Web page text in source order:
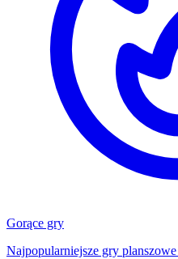
Gorące gry
Najpopularniejsze gry